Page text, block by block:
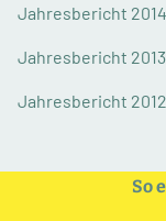
Jahresbericht 2014
Jahresbericht 2013
Jahresbericht 2012
So